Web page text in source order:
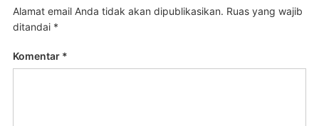
Alamat email Anda tidak akan dipublikasikan. Ruas yang wajib
ditandai *
Komentar *